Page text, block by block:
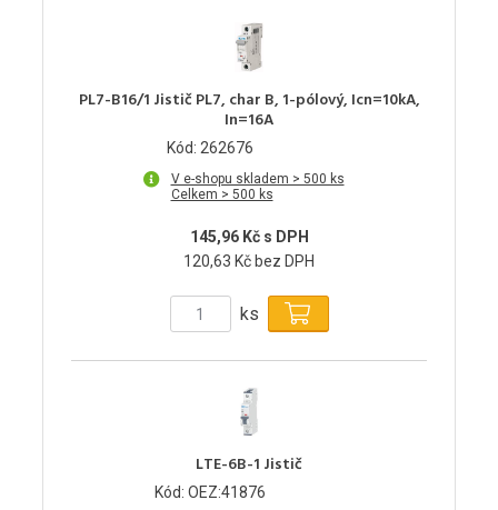
PL7-B16/1 Jistič PL7, char B, 1-pólový, Icn=10kA,
In=16A
Kód: 262676
V e-shopu skladem > 500 ks
Celkem > 500 ks
145,96 Kč s DPH
120,63 Kč bez DPH
ks
LTE-6B-1 Jistič
Kód: OEZ:41876